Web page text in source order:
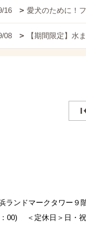
16 愛犬のために！
08 【期間限定】水
ランドマークタワー９
：00)
＜定休日＞日・